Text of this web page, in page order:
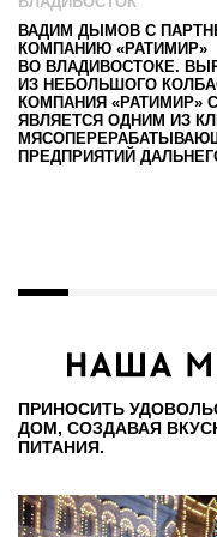
ВАДИМ ДЫМОВ С
КОМПАНИЮ «РАТИМИР»
ВО ВЛАДИВОСТОКЕ.
ИЗ НЕБОЛЬШОГО
КОМПАНИЯ «РАТИМИР»
ЯВЛЯЕТСЯ ОДНИМ ИЗ
ПРЕДПРИЯТИЙ
ПРИНОСИТЬ
ДОМ, СОЗДАВАЯ
ПИТАНИЯ.